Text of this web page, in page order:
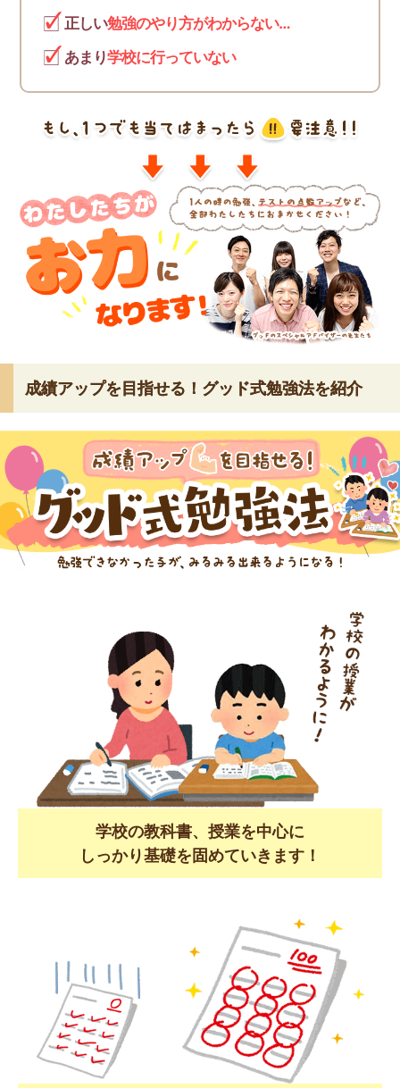
正しい勉強のやり方がわからない…
あまり学校に行っていない
成績アップを目指せる！グッド式勉強法を紹介
学校の教科書、授業を中心に
しっかり基礎を固めていきます！